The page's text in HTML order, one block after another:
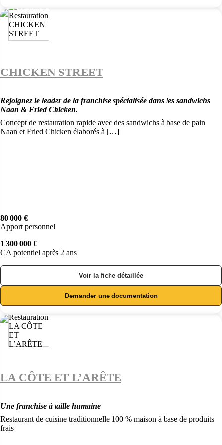
CHICKEN STREET
Rejoignez le leader de la franchise spécialisée dans les sandwichs
Naan & Fried Chicken.
Concept de restauration rapide avec des sandwichs à base de pain
Naan et Fried Chicken élaborés à […]
80 000 €
Apport personnel
1 300 000 €
CA potentiel après 2 ans
Voir la fiche détaillée
Demander une documentation
LA CÔTE ET L’ARÊTE
Une franchise à taille humaine
Restaurant de cuisine traditionnelle 100 % maison à base de produits
frais